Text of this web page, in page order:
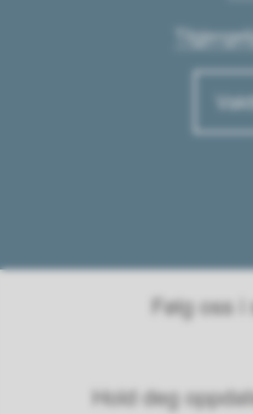
Følg oss i
Hold deg